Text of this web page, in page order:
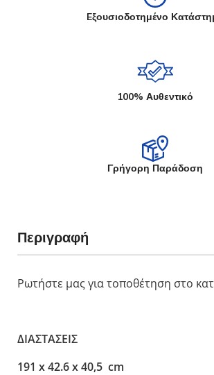
Eξουσιοδοτημένο
100% Αυθεντικό
Γρήγορη Παράδοση
Περιγραφή
Ρωτήστε μας για τοποθέτηση στο
ΔΙΑΣΤΑΣΕΙΣ
191 x 42.6 x 40,5 cm